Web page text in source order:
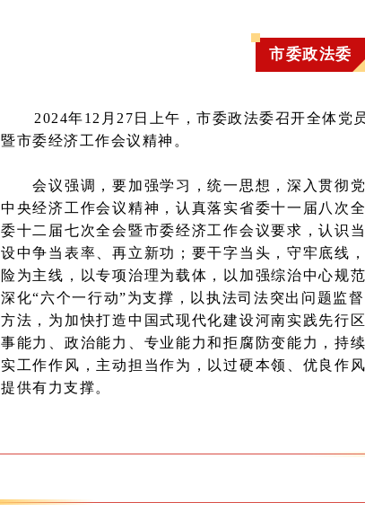
市委政法委
2024年12月27日上午，市委政法委召开全体党
暨市委经济工作会议精神。
会议强调，要加强学习，统一思想，深入贯彻党
中央经济工作会议精神，认真落实省委十一届八次
委十二届七次全会暨市委经济工作会议要求，认识
设中争当表率、再立新功；要干字当头，守牢底线
险为主线，以专项治理为载体，以加强综治中心规
深化“六个一行动”为支撑，以执法司法突出问题监
方法，为加快打造中国式现代化建设河南实践先行
事能力、政治能力、专业能力和拒腐防变能力，持
实工作作风，主动担当作为，以过硬本领、优良作
提供有力支撑。